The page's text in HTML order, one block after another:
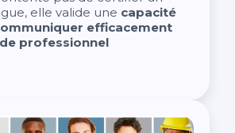
elle valide une capacité
efficacement
professionnel